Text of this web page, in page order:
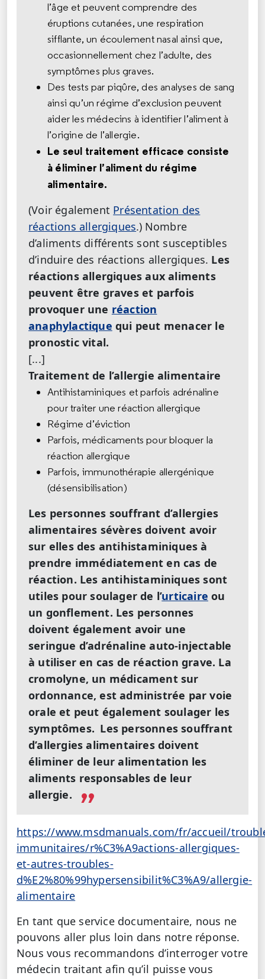
l’âge et peuvent comprendre des
éruptions cutanées, une respiration
sifflante, un écoulement nasal ainsi que,
occasionnellement chez l’adulte, des
symptômes plus graves.
Des tests par piqûre, des analyses de sang
ainsi qu’un régime d’exclusion peuvent
aider les médecins à identifier l’aliment à
l’origine de l’allergie.
Le seul traitement efficace consiste
à éliminer l’aliment du régime
alimentaire.
(Voir également Présentation des
réactions allergiques.) Nombre
d’aliments différents sont susceptibles
d’induire des réactions allergiques. Les
réactions allergiques aux aliments
peuvent être graves et parfois
provoquer une réaction
anaphylactique qui peut menacer le
pronostic vital.
[...]
Traitement de l’allergie alimentaire
Antihistaminiques et parfois adrénaline
pour traiter une réaction allergique
Régime d’éviction
Parfois, médicaments pour bloquer la
réaction allergique
Parfois, immunothérapie allergénique
(désensibilisation)
Les personnes souffrant d’allergies
alimentaires sévères doivent avoir
sur elles des antihistaminiques à
prendre immédiatement en cas de
réaction. Les antihistaminiques sont
utiles pour soulager de l’urticaire ou
un gonflement. Les personnes
doivent également avoir une
seringue d’adrénaline auto-injectable
à utiliser en cas de réaction grave. La
cromolyne, un médicament sur
ordonnance, est administrée par voie
orale et peut également soulager les
symptômes. Les personnes souffrant
d’allergies alimentaires doivent
éliminer de leur alimentation les
aliments responsables de leur
allergie.
https://www.msdmanuals.com/fr/accueil/
immunitaires/r%C3%A9actions-allergiques-
et-autres-troubles-
d%E2%80%99hypersensibilit%C3%A9/allergie-
alimentaire
En tant que service documentaire, nous ne
pouvons aller plus loin dans notre réponse.
Nous vous recommandons d’interroger votre
médecin traitant afin qu’il puisse vous